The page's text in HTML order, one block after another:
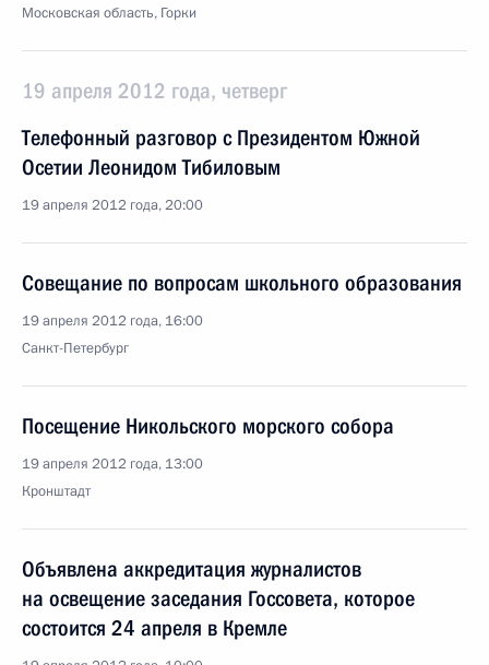
Московская область, Горки
19 апреля 2012 года, четверг
Телефонный разговор с Президентом Южной
Осетии Леонидом Тибиловым
19 апреля 2012 года, 20:00
Совещание по вопросам школьного образования
19 апреля 2012 года, 16:00
Санкт-Петербург
Посещение Никольского морского собора
19 апреля 2012 года, 13:00
Кронштадт
Объявлена аккредитация журналистов
на освещение заседания Госсовета, которое
состоится 24 апреля в Кремле